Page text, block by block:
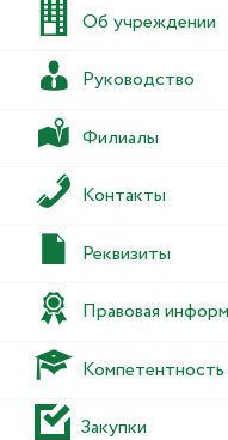
Об учреждении
Руководство
Филиалы
Контакты
Реквизиты
Правовая
Компетентность
Закупки